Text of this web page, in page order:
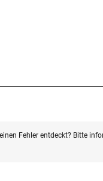
Fehler entdeckt? Bitte